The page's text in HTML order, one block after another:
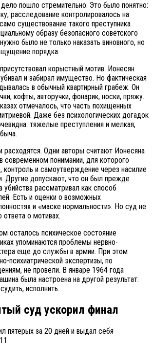
пошло стремительно. Это было понятно:
расследование контролировалось на
существование такого преступника
образу безопасного советского
было не только наказать виновного, но
порядка.
корыстный мотив. Ионесян
и забирал имущество. Но фактическая
в обычный квартирный грабеж. Он
кофты, авторучки, фонарик, носки, пряжу.
отмечалось, что часть похищенных
Даже без психологических догадок
тяжелые преступления и мелкая,
расходятся. Одни авторы считают Ионесяна
современном понимании, для которого
и самоутверждение через насилие
Другие допускают, что он был прежде
убийства рассматривал как способ
Есть и оценки о возможных
и «маске нормальности». Но суд не
ответа о мотивах.
осталось психическое состояние
упоминаются проблемы нервно-
еще до службы в армии. При этом
психиатрической экспертизы, по
не провели. В январе 1964 года
была настроена на другой результат:
исполнить.
суд ускорил финал